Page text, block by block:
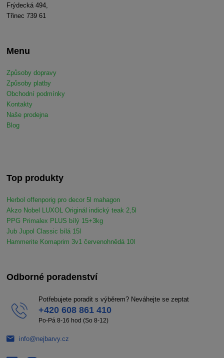
Frýdecká 494,
Třinec 739 61
Menu
Způsoby dopravy
Způsoby platby
Obchodní podmínky
Kontakty
Naše prodejna
Blog
Top produkty
Herbol offenporig pro decor 5l mahagon
Akzo Nobel LUXOL Originál indický teak 2,5l
PPG Primalex PLUS bílý 15+3kg
Jub Jupol Classic bílá 15l
Hammerite Komaprim 3v1 červenohnědá 10l
Odborné poradenství
Potřebujete poradit s výběrem? Neváhejte se zeptat
+420 608 861 410
Po-Pá 8-16 hod (So 8-12)
info@nejbarvy.cz